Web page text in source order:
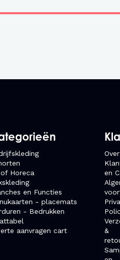
Horeca
en Functies
- placemats
- Bedrukken
aanvragen cart
en
&